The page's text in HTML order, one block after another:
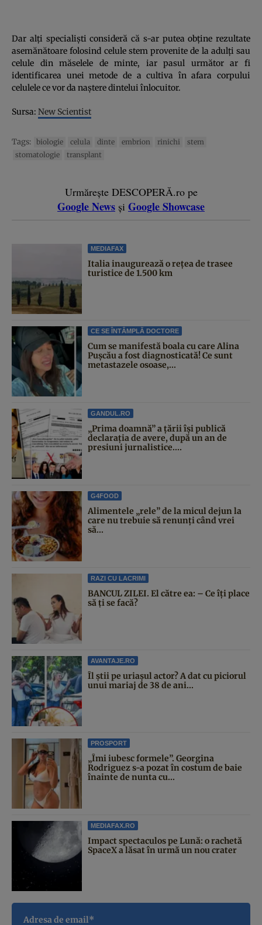
Dar alţi specialişti consideră că s-ar putea obţine rezultate
asemănătoare folosind celule stem provenite de la adulţi sau
celule din măselele de minte, iar pasul următor ar fi
identificarea unei metode de a cultiva în afara corpului
celulele ce vor da naştere dintelui înlocuitor.
Sursa: New Scientist
Tags: biologie celula dinte embrion rinichi
stem
stomatologie
transplant
Urmărește DESCOPERĂ.ro pe
Google News și Google Showcase
MEDIAFAX
Italia inaugurează o rețea de trasee
turistice de 1.500 km
CE SE ÎNTÂMPLĂ DOCTORE
Cum se manifestă boala cu care Alina
Pușcău a fost diagnosticată! Ce sunt
metastazele osoase,...
GANDUL.RO
„Prima doamnă” a țării își publică
declarația de avere, după un an de
presiuni jurnalistice....
G4FOOD
Alimentele „rele” de la micul dejun la
care nu trebuie să renunți când vrei
să...
RAZI CU LACRIMI
BANCUL ZILEI. El către ea: – Ce îți place
să ți se facă?
AVANTAJE.RO
Îl știi pe uriașul actor? A dat cu piciorul
unui mariaj de 38 de ani...
PROSPORT
„Îmi iubesc formele”. Georgina
Rodriguez s-a pozat în costum de baie
înainte de nunta cu...
MEDIAFAX.RO
Impact spectaculos pe Lună: o rachetă
SpaceX a lăsat în urmă un nou crater
Adresa de email*